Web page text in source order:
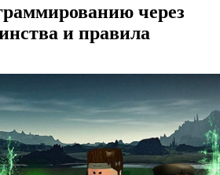
через
и правила